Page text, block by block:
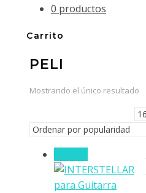
0 productos
Carrito
PELI
Mostrando el único resultado